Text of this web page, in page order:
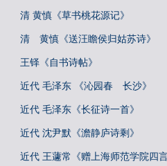
清 黄慎《草书桃花源记》
清 黄慎《送汪瞻侯归姑苏诗》
王铎《自书诗帖》
近代 毛泽东 《沁园春 长沙》
近代 毛泽东《长征诗一首》
近代 沈尹默《澹静庐诗剩》
近代 王蘧常《赠上海师范学院四言